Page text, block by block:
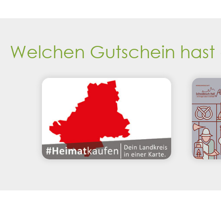
Welchen Gutschein hast